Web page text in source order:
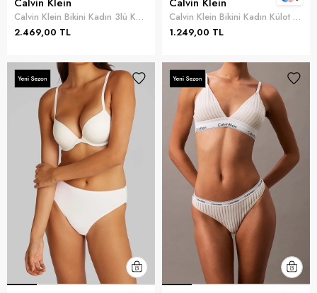
Calvin Klein Bikini Kadın 3lü Külot Çok Renkli
2.469,00 TL
Calvin Klein Bikini Kadın Külot Gri
1.249,00 TL